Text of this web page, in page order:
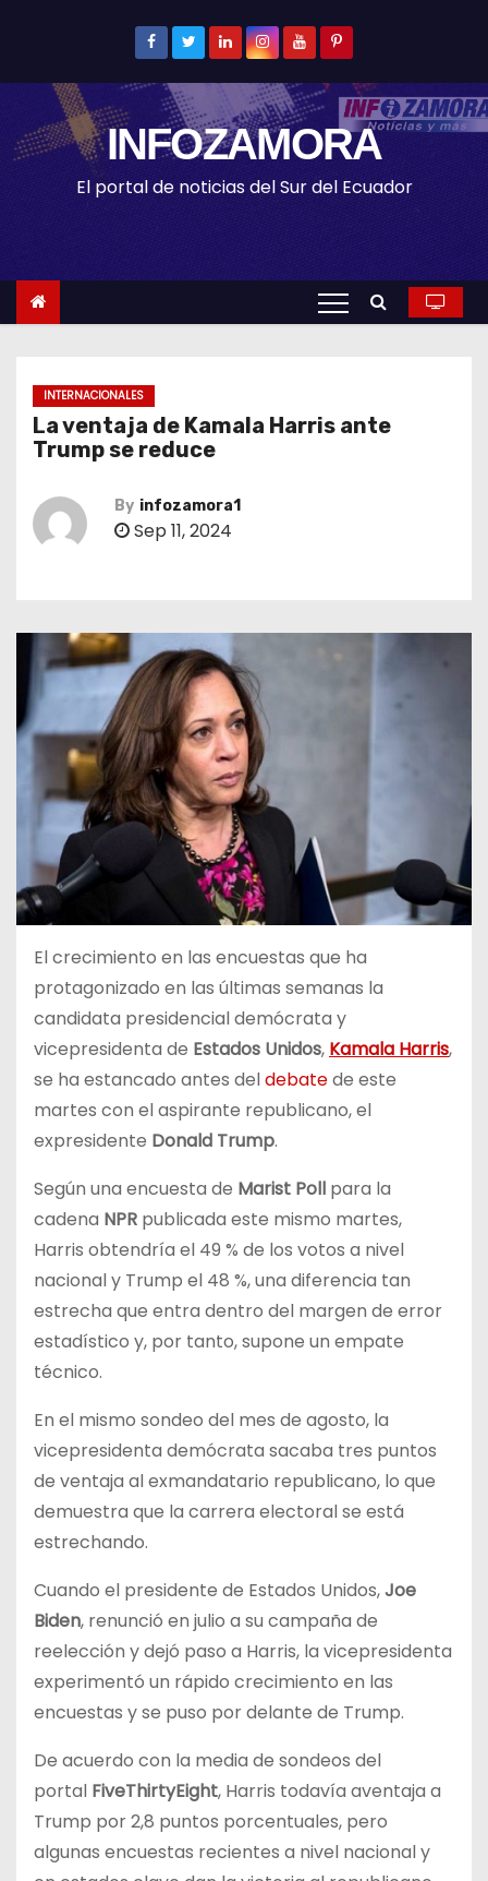
t
e
INFOZAMORA
El portal de noticias del Sur del Ecuador
INTERNACIONALES
La ventaja de Kamala Harris ante
Trump se reduce
By infozamora1
Sep 11, 2024
El crecimiento en las encuestas que ha
protagonizado en las últimas semanas la
candidata presidencial demócrata y
vicepresidenta de Estados Unidos, Kamala Harris,
se ha estancado antes deldebatede este
martes con el aspirante republicano, el
expresidente Donald Trump.
Según una encuesta de Marist Poll para la
cadena NPR publicada este mismo martes,
Harris obtendría el 49 % de los votos a nivel
nacional y Trump el 48 %, una diferencia tan
estrecha que entra dentro del margen de error
estadístico y, por tanto, supone un empate
técnico.
En el mismo sondeo del mes de agosto, la
vicepresidenta demócrata sacaba tres puntos
de ventaja al exmandatario republicano, lo que
demuestra que la carrera electoral se está
estrechando.
Cuando el presidente de Estados Unidos,Joe
Biden, renunció en julio a su campaña de
reelección y dejó paso a Harris, la vicepresidenta
experimentó un rápido crecimiento en las
encuestas y se puso por delante de Trump.
De acuerdo con la media de sondeos del
portal FiveThirtyEight, Harris todavía aventaja a
Trump por 2,8 puntos porcentuales, pero
algunas encuestas recientes a nivel nacional y